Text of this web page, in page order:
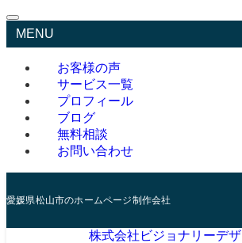
MENU
お客様の声
サービス一覧
プロフィール
ブログ
無料相談
お問い合わせ
愛媛県松山市のホームページ制作会社
株式会社ビジョナリーデ